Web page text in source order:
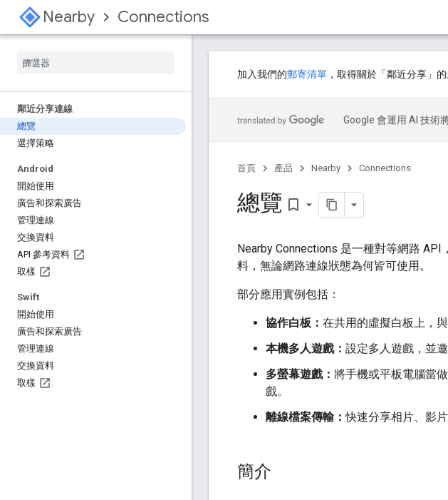
Nearby Connections
鄰近分享連線
總覽
選擇策略
Android
開始使用
廣告和探索廣告
管理連線
交換資料
API 參考資料
取樣
Swift
開始使用
廣告和探索廣告
管理連線
交換資料
取樣
加入我們的郵寄清單 ，取得關於「鄰近分享」
Google 會運用 AI 技術
首頁 產品 Nearby Connections
總覽 bookmark_border
Nearby Connections 是一種對等網路
料，無論網路連線狀態為何皆可使用。
部分應用實例包括：
協作白板： 在共用的虛擬白板上，
本機多人遊戲： 設定多人遊戲，並
多螢幕遊戲： 將手機或平板電腦當
戲。
離線檔案傳輸：快速分享相片、影
簡介